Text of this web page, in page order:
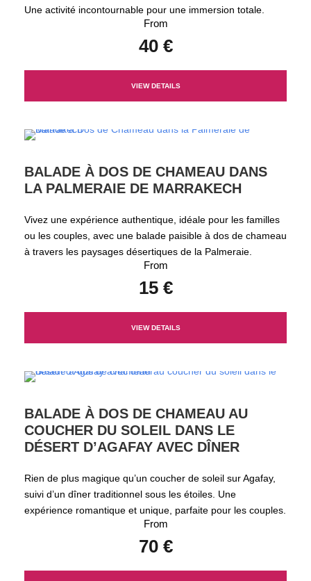
Une activité incontournable pour une immersion totale.
From
40 €
VIEW DETAILS
BALADE À DOS DE CHAMEAU DANS
LA PALMERAIE DE MARRAKECH
Vivez une expérience authentique, idéale pour les familles
ou les couples, avec une balade paisible à dos de chameau
à travers les paysages désertiques de la Palmeraie.
From
15 €
VIEW DETAILS
BALADE À DOS DE CHAMEAU AU
COUCHER DU SOLEIL DANS LE
DÉSERT D’AGAFAY AVEC DÎNER
Rien de plus magique qu’un coucher de soleil sur Agafay,
suivi d’un dîner traditionnel sous les étoiles. Une
expérience romantique et unique, parfaite pour les couples.
From
70 €